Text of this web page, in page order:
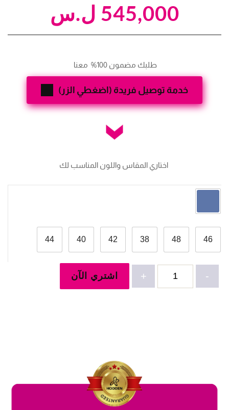
545,000 ل.س
طلبك مضمون 100%  معنا
خدمة توصيل فريدة (اضغطي الزر)
46
48
38
42
40
44
-
+ اشتري الآن